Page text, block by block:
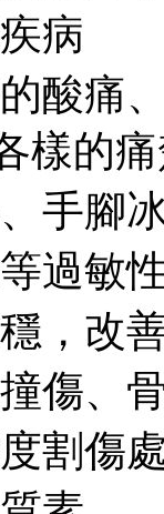
病
酸痛
樣的
手腳
過敏
，改
傷、
割傷